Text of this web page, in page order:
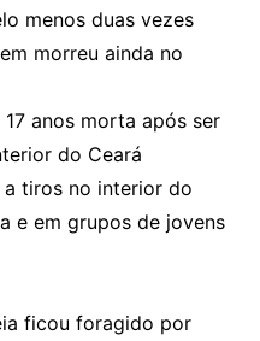
menos duas vezes
morreu ainda no
anos morta após ser
do Ceará
a tiros no interior do
e em grupos de jovens
ficou foragido por